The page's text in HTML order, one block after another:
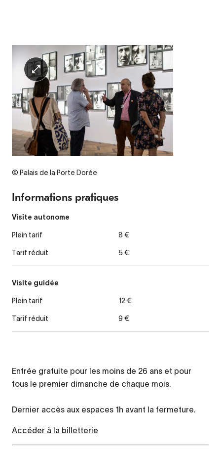
© Palais de la Porte Dorée
Informations pratiques
Visite autonome
Plein tarif 8 €
Tarif réduit 5 €
Visite guidée
Plein tarif 12 €
Tarif réduit 9 €
Entrée gratuite pour les moins de 26 ans et pour
tous le premier dimanche de chaque mois.
Dernier accès aux espaces 1h avant la fermeture.
Accéder à la billetterie